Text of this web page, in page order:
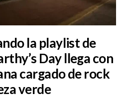
la playlist de
Day llega con
cargado de rock
verde